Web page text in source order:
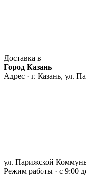
Доставка в
Город Казань
Адрес · г. Казань, ул.
ул. Парижской
Режим работы · с 9:00